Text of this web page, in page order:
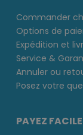
Commander
Options de
Expédition et
Service &
Annuler ou
Posez votre
PAYEZ